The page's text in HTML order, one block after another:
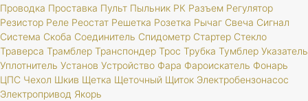
Проводка Проставка Пульт Пыльник РК Разъем Регулятор
Резистор Реле Реостат Решетка Розетка Рычаг Свеча Сигнал
Система Скоба Соединитель Спидометр Стартер Стекло
Траверса Трамблер Транспондер Трос Трубка Тумблер Указатель
Уплотнитель Установ Устройство Фара Фароискатель Фонарь
ЦПС Чехол Шкив Щетка Щеточный Щиток Электробензонасос
Электропривод Якорь